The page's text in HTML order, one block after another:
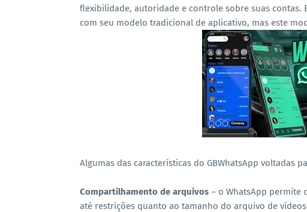
flexibilidade, autoridade e controle sobre suas
com seu modelo tradicional de aplicativo, mas este
Algumas das características do GBWhatsApp voltadas
Compartilhamento de arquivos – o WhatsApp permite
até restrições quanto ao tamanho do arquivo de